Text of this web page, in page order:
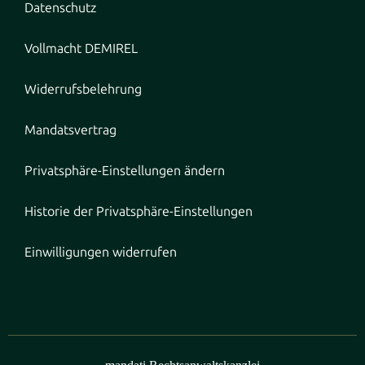
Datenschutz
Vollmacht DEMIREL
Widerrufsbelehrung
Mandatsvertrag
Privatsphäre-Einstellungen ändern
Historie der Privatsphäre-Einstellungen
Einwilligungen widerrufen